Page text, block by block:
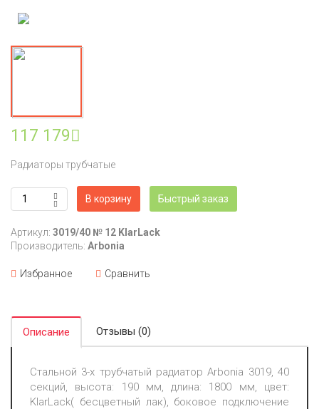
117 179
Радиаторы трубчатые
В корзину Быстрый заказ
Артикул: 3019/40 № 12 KlarLack
Производитель: Arbonia
Избранное Сравнить
Описание Отзывы (0)
Стальной 3-х трубчатый радиатор Arbonia 3019, 40
секций, высота: 190 мм, длина: 1800 мм, цвет:
KlarLack( бесцветный лак), боковое подключение